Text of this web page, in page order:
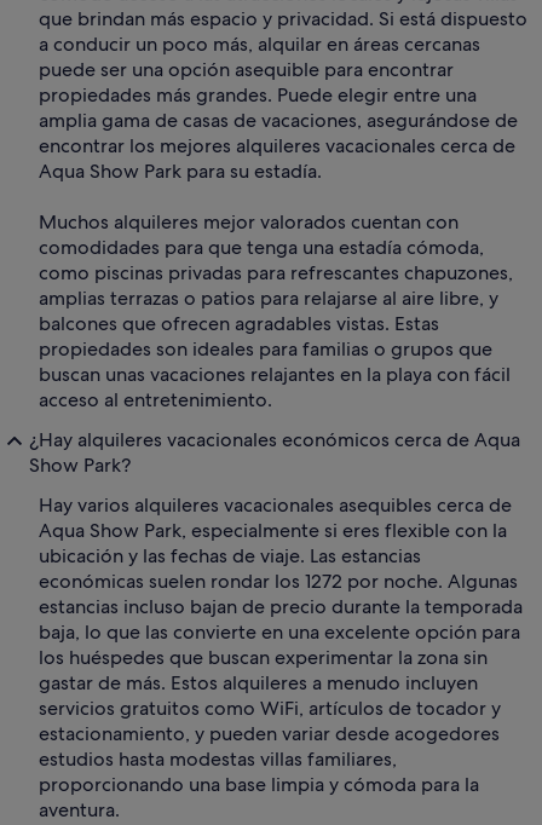
que brindan más espacio y privacidad. Si está dispuesto
a conducir un poco más, alquilar en áreas cercanas
puede ser una opción asequible para encontrar
propiedades más grandes. Puede elegir entre una
amplia gama de casas de vacaciones, asegurándose de
encontrar los mejores alquileres vacacionales cerca de
Aqua Show Park para su estadía.
Muchos alquileres mejor valorados cuentan con
comodidades para que tenga una estadía cómoda,
como piscinas privadas para refrescantes chapuzones,
amplias terrazas o patios para relajarse al aire libre, y
balcones que ofrecen agradables vistas. Estas
propiedades son ideales para familias o grupos que
buscan unas vacaciones relajantes en la playa con fácil
acceso al entretenimiento.
¿Hay alquileres vacacionales económicos cerca de Aqua
Show Park?
Hay varios alquileres vacacionales asequibles cerca de
Aqua Show Park, especialmente si eres flexible con la
ubicación y las fechas de viaje. Las estancias
económicas suelen rondar los 1272 por noche. Algunas
estancias incluso bajan de precio durante la temporada
baja, lo que las convierte en una excelente opción para
los huéspedes que buscan experimentar la zona sin
gastar de más. Estos alquileres a menudo incluyen
servicios gratuitos como WiFi, artículos de tocador y
estacionamiento, y pueden variar desde acogedores
estudios hasta modestas villas familiares,
proporcionando una base limpia y cómoda para la
aventura.